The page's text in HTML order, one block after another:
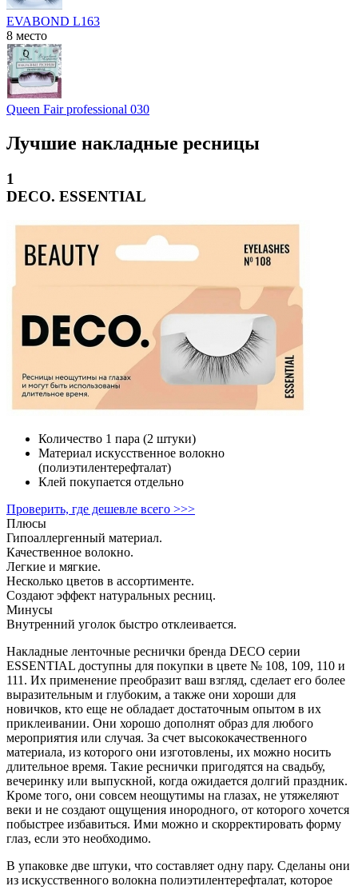
EVABOND L163
8 место
Queen Fair professional 030
Лучшие накладные ресницы
1
DECO. ESSENTIAL
Количество 1 пара (2 штуки)
Материал искусственное волокно
(полиэтилентерефталат)
Клей покупается отдельно
Проверить, где дешевле всего >>>
Плюсы
Гипоаллергенный материал.
Качественное волокно.
Легкие и мягкие.
Несколько цветов в ассортименте.
Создают эффект натуральных ресниц.
Минусы
Внутренний уголок быстро отклеивается.
Накладные ленточные реснички бренда DECO серии
ESSENTIAL доступны для покупки в цвете № 108, 109, 110 и
111. Их применение преобразит ваш взгляд, сделает его более
выразительным и глубоким, а также они хороши для
новичков, кто еще не обладает достаточным опытом в их
приклеивании. Они хорошо дополнят образ для любого
мероприятия или случая. За счет высококачественного
материала, из которого они изготовлены, их можно носить
длительное время. Такие реснички пригодятся на свадьбу,
вечеринку или выпускной, когда ожидается долгий праздник.
Кроме того, они совсем неощутимы на глазах, не утяжеляют
веки и не создают ощущения инородного, от которого хочется
побыстрее избавиться. Ими можно и скорректировать форму
глаз, если это необходимо.
В упаковке две штуки, что составляет одну пару. Сделаны они
из искусственного волокна полиэтилентерефталат, которое